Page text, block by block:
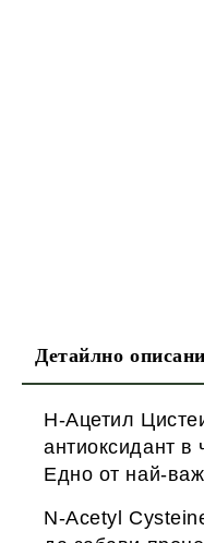
Детайлно
Н-Ацетил
антиоксидант в
Едно от най-
N-Acetyl